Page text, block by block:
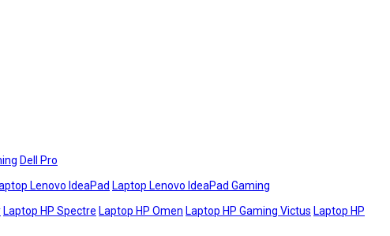
Dell Pro
Lenovo IdeaPad Laptop Lenovo IdeaPad Gaming
Laptop HP Spectre Laptop HP Omen Laptop HP Gaming Victus Laptop HP